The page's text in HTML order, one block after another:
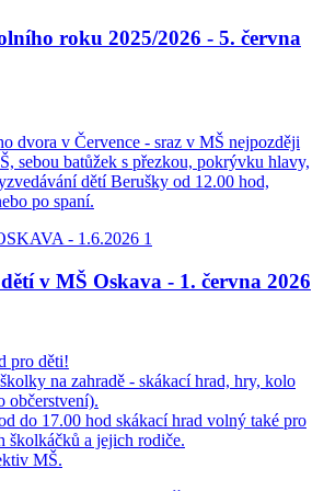
roku 2025/2026 - 5. června
dvora v Července - sraz v MŠ nejpozději
sebou batůžek s přezkou, pokrývku hlavy,
dětí Berušky od 12.00 hod,
po spaní.
v MŠ Oskava - 1. června 2026
pro děti!
na zahradě - skákací hrad, hry, kolo
občerstvení).
do 17.00 hod skákací hrad volný také pro
školkáčků a jejich rodiče.
MŠ.